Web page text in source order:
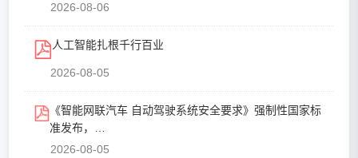
2026-08-06
人工智能扎根千行百业
2026-08-05
《智能网联汽车 自动驾驶系统安全要求》强制性国家标
准发布，…
2026-08-05